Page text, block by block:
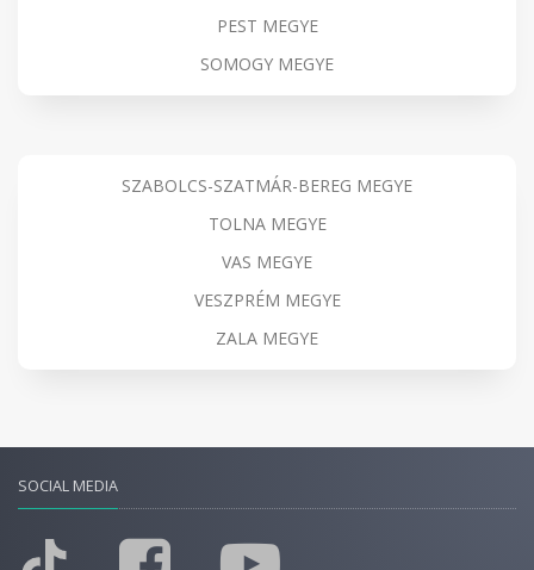
PEST MEGYE
SOMOGY MEGYE
SZABOLCS-SZATMÁR-BEREG MEGYE
TOLNA MEGYE
VAS MEGYE
VESZPRÉM MEGYE
ZALA MEGYE
SOCIAL MEDIA